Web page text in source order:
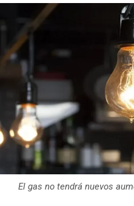
El gas no tendrá nuevos